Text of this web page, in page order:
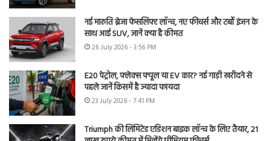
नई मारुति ब्रेजा फेसलिफ्ट लॉन्च, नए फीचर्स और टर्बो इंजन के
साथ आई SUV, जानें क्या है कीमत
26 July 2026 - 3:56 PM
E20 पेट्रोल, फ्लेक्स फ्यूल या EV कार? नई गाड़ी खरीदने से
पहले जानें किसमें है ज्यादा फायदा
23 July 2026 - 7:41 PM
Triumph की लिमिटेड एडिशन बाइक लॉन्च के लिए तैयार, 21